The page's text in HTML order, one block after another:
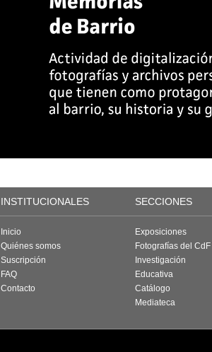
INSTITUCIONALES SECCIONES
Inicio
Quiénes somos
Suscripción
FAQ
Contacto
Exposiciones
Fotografías del CdF
Investigación
Educativa
Catálogo
Mediateca